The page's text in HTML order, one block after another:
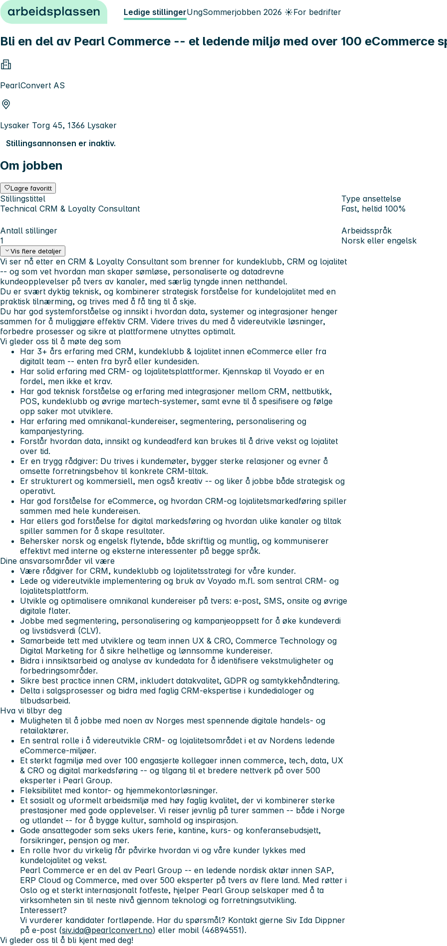
Hopp til innhold Ledige stillingerUngSommerjobben 2026 ☀️For bedrifter
Bli en del av Pearl Commerce -- et ledende miljø med over 100 eCommerce
PearlConvert AS
Lysaker Torg 45, 1366 Lysaker
Stillingsannonsen er inaktiv.
Om jobben
Lagre favoritt
Stillingstittel
Technical CRM & Loyalty Consultant
Type ansettelse
Fast, heltid 100%
Antall stillinger
1
Arbeidsspråk
Norsk eller engelsk
Vis flere detaljer
Vi ser nå etter en CRM & Loyalty Consultant som brenner for kundeklubb, CRM og lojalitet
-- og som vet hvordan man skaper sømløse, personaliserte og datadrevne
kundeopplevelser på tvers av kanaler, med særlig tyngde innen netthandel.
Du er svært dyktig teknisk, og kombinerer strategisk forståelse for kundelojalitet med en
praktisk tilnærming, og trives med å få ting til å skje.
Du har god systemforståelse og innsikt i hvordan data, systemer og integrasjoner henger
sammen for å muliggjøre effektiv CRM. Videre trives du med å videreutvikle løsninger,
forbedre prosesser og sikre at plattformene utnyttes optimalt.
Vi gleder oss til å møte deg som
Har 3+ års erfaring med CRM, kundeklubb & lojalitet innen eCommerce eller fra
digitalt team -- enten fra byrå eller kundesiden.
Har solid erfaring med CRM- og lojalitetsplattformer. Kjennskap til Voyado er en
fordel, men ikke et krav.
Har god teknisk forståelse og erfaring med integrasjoner mellom CRM, nettbutikk,
POS, kundeklubb og øvrige martech-systemer, samt evne til å spesifisere og følge
opp saker mot utviklere.
Har erfaring med omnikanal-kundereiser, segmentering, personalisering og
kampanjestyring.
Forstår hvordan data, innsikt og kundeadferd kan brukes til å drive vekst og lojalitet
over tid.
Er en trygg rådgiver: Du trives i kundemøter, bygger sterke relasjoner og evner å
omsette forretningsbehov til konkrete CRM-tiltak.
Er strukturert og kommersiell, men også kreativ -- og liker å jobbe både strategisk og
operativt.
Har god forståelse for eCommerce, og hvordan CRM-og lojalitetsmarkedføring spiller
sammen med hele kundereisen.
Har ellers god forståelse for digital markedsføring og hvordan ulike kanaler og tiltak
spiller sammen for å skape resultater.
Behersker norsk og engelsk flytende, både skriftlig og muntlig, og kommuniserer
effektivt med interne og eksterne interessenter på begge språk.
Dine ansvarsområder vil være
Være rådgiver for CRM, kundeklubb og lojalitetsstrategi for våre kunder.
Lede og videreutvikle implementering og bruk av Voyado m.fl. som sentral CRM- og
lojalitetsplattform.
Utvikle og optimalisere omnikanal kundereiser på tvers: e-post, SMS, onsite og øvrige
digitale flater.
Jobbe med segmentering, personalisering og kampanjeoppsett for å øke kundeverdi
og livstidsverdi (CLV).
Samarbeide tett med utviklere og team innen UX & CRO, Commerce Technology og
Digital Marketing for å sikre helhetlige og lønnsomme kundereiser.
Bidra i innsiktsarbeid og analyse av kundedata for å identifisere vekstmuligheter og
forbedringsområder.
Sikre best practice innen CRM, inkludert datakvalitet, GDPR og samtykkehåndtering.
Delta i salgsprosesser og bidra med faglig CRM-ekspertise i kundedialoger og
tilbudsarbeid.
Hva vi tilbyr deg
Muligheten til å jobbe med noen av Norges mest spennende digitale handels- og
retailaktører.
En sentral rolle i å videreutvikle CRM- og lojalitetsområdet i et av Nordens ledende
eCommerce-miljøer.
Et sterkt fagmiljø med over 100 engasjerte kollegaer innen commerce, tech, data, UX
& CRO og digital markedsføring -- og tilgang til et bredere nettverk på over 500
eksperter i Pearl Group.
Fleksibilitet med kontor- og hjemmekontorløsninger.
Et sosialt og uformelt arbeidsmiljø med høy faglig kvalitet, der vi kombinerer sterke
prestasjoner med gode opplevelser. Vi reiser jevnlig på turer sammen -- både i Norge
og utlandet -- for å bygge kultur, samhold og inspirasjon.
Gode ansattegoder som seks ukers ferie, kantine, kurs- og konferansebudsjett,
forsikringer, pensjon og mer.
En rolle hvor du virkelig får påvirke hvordan vi og våre kunder lykkes med
kundelojalitet og vekst.
Pearl Commerce er en del av Pearl Group -- en ledende nordisk aktør innen SAP,
ERP Cloud og Commerce, med over 500 eksperter på tvers av flere land. Med røtter i
Oslo og et sterkt internasjonalt fotfeste, hjelper Pearl Group selskaper med å ta
virksomheten sin til neste nivå gjennom teknologi og forretningsutvikling.
Interessert?
Vi vurderer kandidater fortløpende. Har du spørsmål? Kontakt gjerne Siv Ida Dippner
på e-post (siv.ida@pearlconvert.no) eller mobil (46894551).
Vi gleder oss til å bli kjent med deg!